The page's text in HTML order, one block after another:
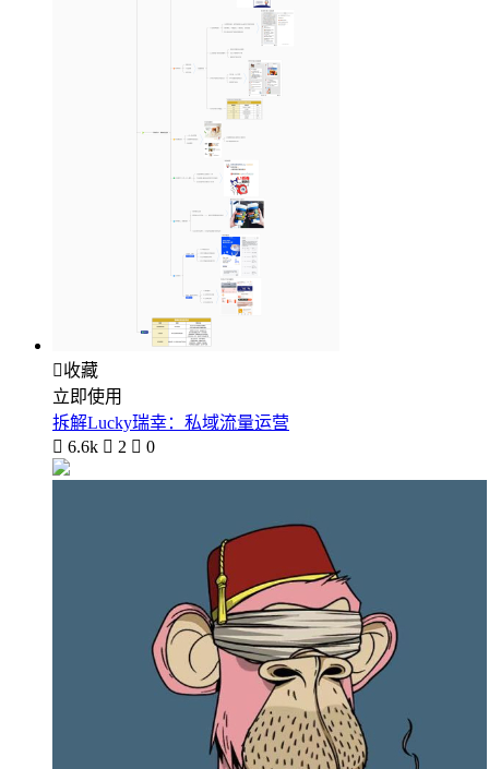
收藏
立即使用
拆解Lucky瑞幸：私域流量运营
 6.6k  2  0